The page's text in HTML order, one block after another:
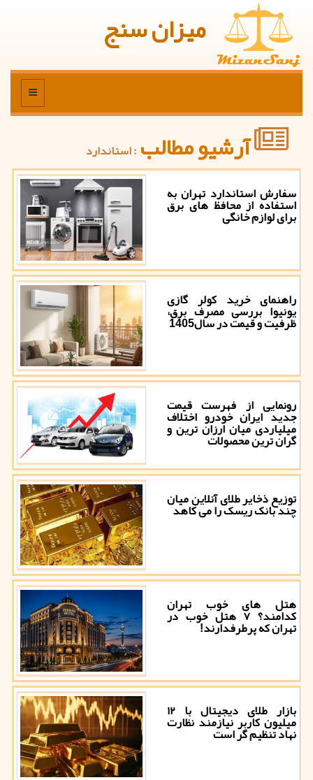
میزان سنج
منو
آرشیو مطالب : استاندارد
سفارش استاندارد تهران به
استفاده از محافظ های برق
برای لوازم خانگی
راهنمای خرید کولر گازی
یونیوا بررسی مصرف برق،
ظرفیت و قیمت در سال1405
رونمایی از فهرست قیمت
جدید ایران خودرو اختلاف
میلیاردی میان ارزان ترین و
گران ترین محصولات
توزیع ذخایر طلای آنلاین میان
چند بانک ریسک را می کاهد
هتل های خوب تهران
کدامند؟ ۷ هتل خوب در
تهران که پرطرفدارند!
بازار طلای دیجیتال با ۱۲
میلیون کاربر نیازمند نظارت
نهاد تنظیم گر است